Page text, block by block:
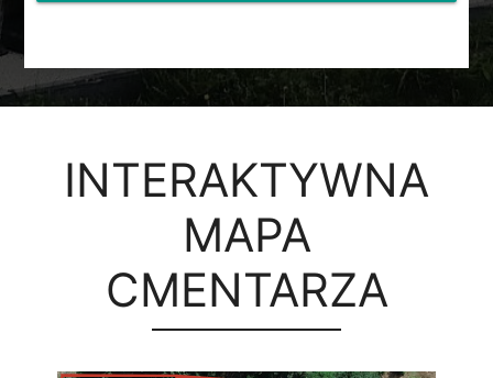
INTERAKTYWNA
MAPA
CMENTARZA